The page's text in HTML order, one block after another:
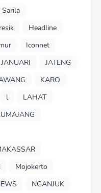
Sarila
Headline
Iconnet
JANUARI
JATENG
KARO
l
LAHAT
Mojokerto
NGANJUK